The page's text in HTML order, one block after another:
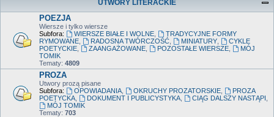
UTWORY LITERACKIE
POEZJA
Wiersze i tylko wiersze
Subfora:
WIERSZE BIAŁE I WOLNE,
TRADYCYJNE FORMY
RYMOWANE
RADOSNA TWÓRCZOŚĆ, MINIATURY,
CYKLE
POETYCKIE
ZAANGAŻOWANE, POZOSTAŁE WIERSZE,
MÓJ
TOMIK
Tematy: 4809
PROZA
Utwory prozą pisane
Subfora:
OPOWIADANIA, OKRUCHY PROZATORSKIE,
PROZA
POETYCKA
DOKUMENT I PUBLICYSTYKA, CIĄG DALSZY NASTĄPI
MÓJ TOMIK
Tematy: 703